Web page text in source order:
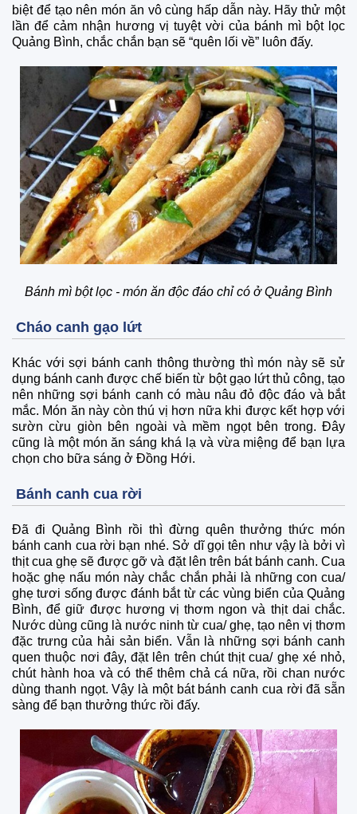
biệt để tạo nên món ăn vô cùng hấp dẫn này. Hãy thử một
lần để cảm nhận hương vị tuyệt vời của bánh mì bột lọc
Quảng Bình, chắc chắn bạn sẽ “quên lối về” luôn đấy.
Bánh mì bột lọc - món ăn độc đáo chỉ có ở Quảng Bình
Cháo canh gạo lứt
Khác với sợi bánh canh thông thường thì món này sẽ sử
dụng bánh canh được chế biến từ bột gạo lứt thủ công, tạo
nên những sợi bánh canh có màu nâu đỏ độc đáo và bắt
mắc. Món ăn này còn thú vị hơn nữa khi được kết hợp với
sườn cừu giòn bên ngoài và mềm ngọt bên trong. Đây
cũng là một món ăn sáng khá lạ và vừa miệng để bạn lựa
chọn cho bữa sáng ở Đồng Hới.
Bánh canh cua rời
Đã đi Quảng Bình rồi thì đừng quên thưởng thức món
bánh canh cua rời bạn nhé. Sở dĩ gọi tên như vậy là bởi vì
thịt cua ghẹ sẽ được gỡ và đặt lên trên bát bánh canh. Cua
hoặc ghẹ nấu món này chắc chắn phải là những con cua/
ghẹ tươi sống được đánh bắt từ các vùng biển của Quảng
Bình, để giữ được hương vị thơm ngon và thịt dai chắc.
Nước dùng cũng là nước ninh từ cua/ ghẹ, tạo nên vị thơm
đặc trưng của hải sản biển. Vẫn là những sợi bánh canh
quen thuộc nơi đây, đặt lên trên chút thịt cua/ ghẹ xé nhỏ,
chút hành hoa và có thể thêm chả cá nữa, rồi chan nước
dùng thanh ngọt. Vậy là một bát bánh canh cua rời đã sẵn
sàng để bạn thưởng thức rồi đấy.